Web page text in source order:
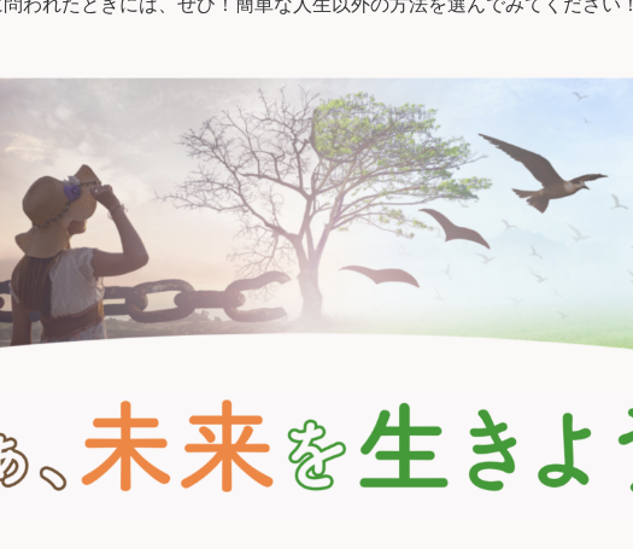
われたときには、ぜひ！簡単な人生以外の方法を選んでみてください！